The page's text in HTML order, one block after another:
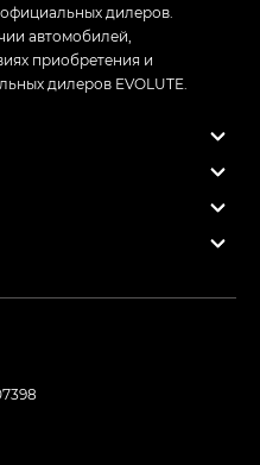
дилеров.
автомобилей,
приобретения и
дилеров EVOLUTE.